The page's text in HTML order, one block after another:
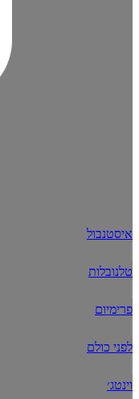
איסטנבול
טלנובלות
פרימיום
לפני כולם
וינטג׳